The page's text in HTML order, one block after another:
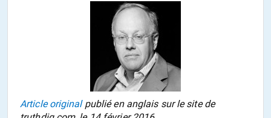
Article originalpublié en anglais sur le site de